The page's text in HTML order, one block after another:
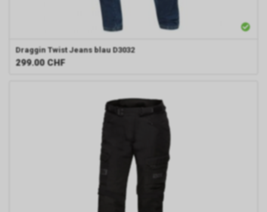
Draggin Twist Jeans blau D3032
299.00 CHF